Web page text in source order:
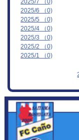
2025/6 （0)
2025/5 （0)
2025/4 （0)
2025/3 （0)
2025/2 （0)
2025/1 （0)